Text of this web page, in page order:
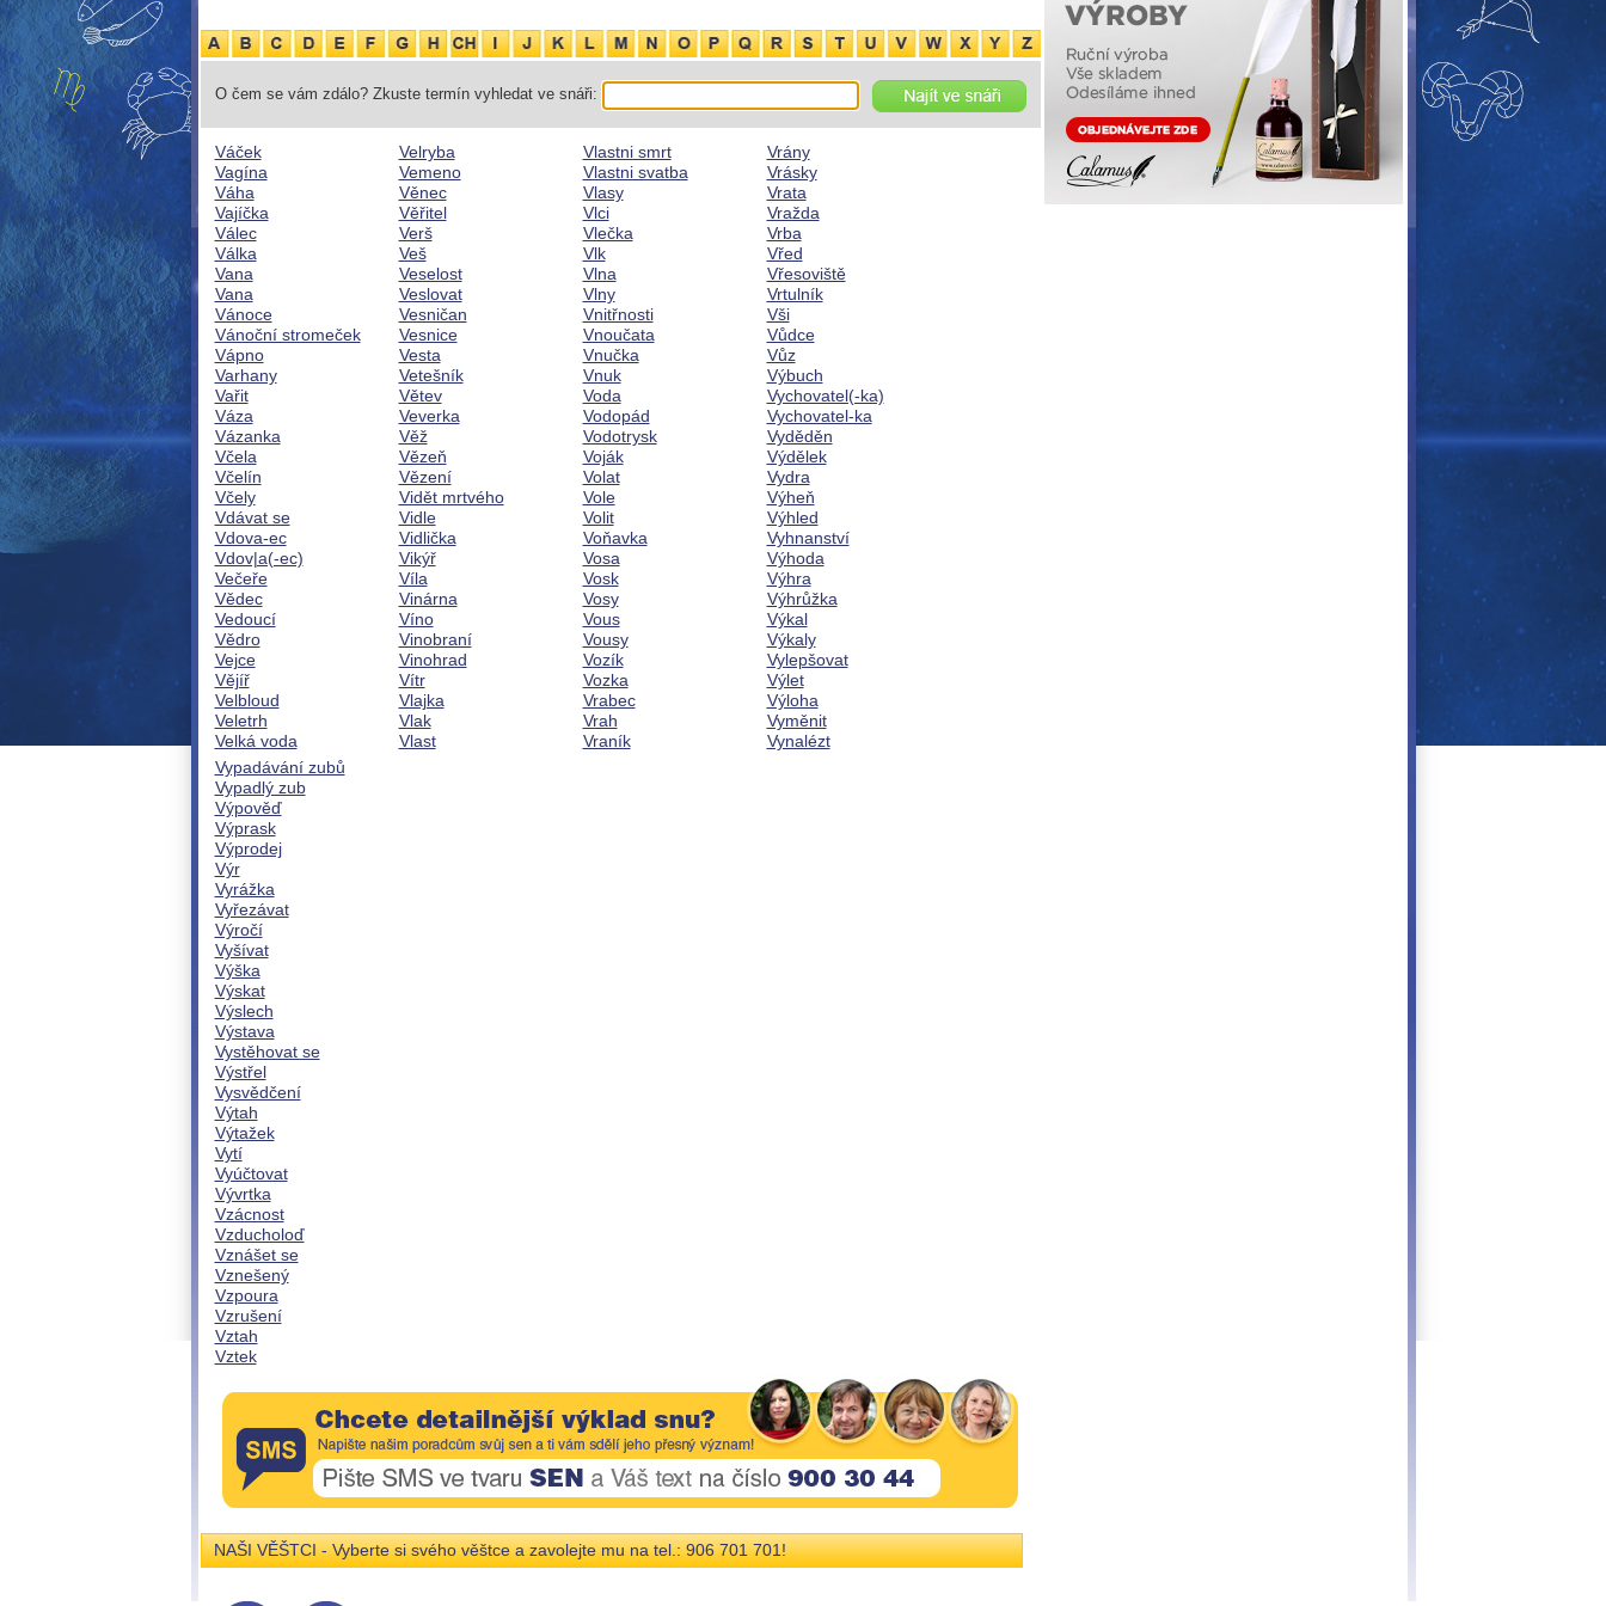
O čem se vám zdálo? Zkuste termín vyhledat ve snáři:
Váček
Vagína
Váha
Vajíčka
Válec
Válka
Vana
Vana
Vánoce
Vánoční stromeček
Vápno
Varhany
Vařit
Váza
Vázanka
Včela
Včelín
Včely
Vdávat se
Vdova-ec
Vdov|a(-ec)
Večeře
Vědec
Vedoucí
Vědro
Vejce
Vějíř
Velbloud
Veletrh
Velká voda
Velryba
Vemeno
Věnec
Věřitel
Verš
Veš
Veselost
Veslovat
Vesničan
Vesnice
Vesta
Vetešník
Větev
Veverka
Věž
Vězeň
Vězení
Vidět mrtvého
Vidle
Vidlička
Vikýř
Víla
Vinárna
Víno
Vinobraní
Vinohrad
Vítr
Vlajka
Vlak
Vlast
Vlastni smrt
Vlastni svatba
Vlasy
Vlci
Vlečka
Vlk
Vlna
Vlny
Vnitřnosti
Vnoučata
Vnučka
Vnuk
Voda
Vodopád
Vodotrysk
Voják
Volat
Vole
Volit
Voňavka
Vosa
Vosk
Vosy
Vous
Vousy
Vozík
Vozka
Vrabec
Vrah
Vraník
Vrány
Vrásky
Vrata
Vražda
Vrba
Vřed
Vřesoviště
Vrtulník
Vši
Vůdce
Vůz
Výbuch
Vychovatel(-ka)
Vychovatel-ka
Vyděděn
Výdělek
Vydra
Výheň
Výhled
Vyhnanství
Výhoda
Výhra
Výhrůžka
Výkal
Výkaly
Vylepšovat
Výlet
Výloha
Vyměnit
Vynalézt
Vypadávání zubů
Vypadlý zub
Výpověď
Výprask
Výprodej
Výr
Vyrážka
Vyřezávat
Výročí
Vyšívat
Výška
Výskat
Výslech
Výstava
Vystěhovat se
Výstřel
Vysvědčení
Výtah
Výtažek
Vytí
Vyúčtovat
Vývrtka
Vzácnost
Vzducholoď
Vznášet se
Vznešený
Vzpoura
Vzrušení
Vztah
Vztek
NAŠI VĚŠTCI - Vyberte si svého věštce a zavolejte mu na tel.: 906 701 701!